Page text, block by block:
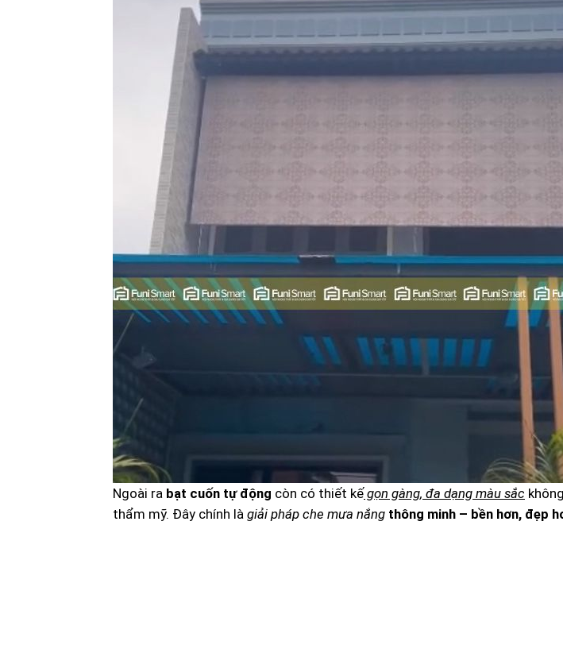
Ngoài ra bạt cuốn tự động còn có thiết kếgọn gàng, đa dạng màu sắc
thẩm mỹ. Đây chính là giải pháp che mưa nắng thông minh – bền hơn, đẹp